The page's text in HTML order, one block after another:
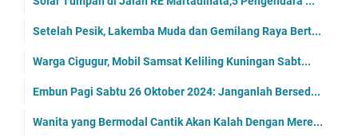
Setelah Pesik, Lakemba Muda dan Gemilang Raya Bert...
Warga Cigugur, Mobil Samsat Keliling Kuningan Sabt...
Embun Pagi Sabtu 26 Oktober 2024: Janganlah Bersed...
Wanita yang Bermodal Cantik Akan Kalah Dengan Mere...